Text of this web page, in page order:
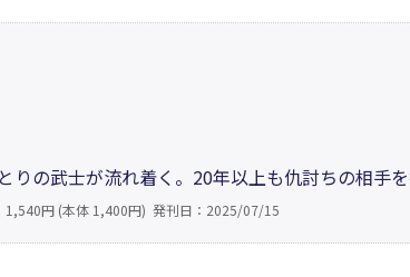
の増産を図った。近代化の陰で囚人や官吏の思
りの武士が流れ着く。20年以上も仇討ちの相手
の暖簾をくぐる。そこで友利は女から声をかけ
愛は、偉い役人の囲い者であることで、宿場で
1,540円 (本体 1,400円) 発刊日：2025/07/15